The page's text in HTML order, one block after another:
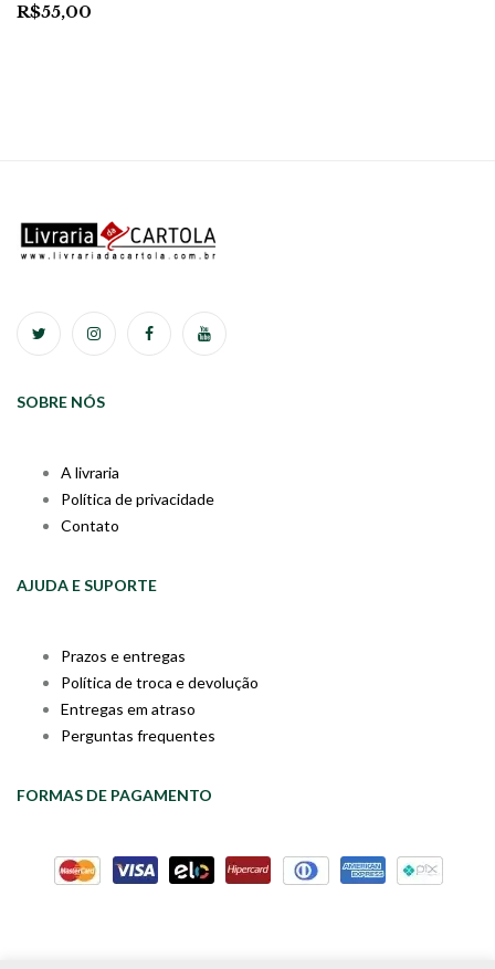
R$55,00
SOBRE NÓS
A livraria
Política de privacidade
Contato
AJUDA E SUPORTE
Prazos e entregas
Política de troca e devolução
Entregas em atraso
Perguntas frequentes
FORMAS DE PAGAMENTO